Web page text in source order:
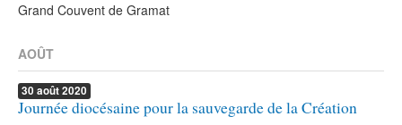
Grand Couvent de Gramat
AOÛT
30 août2020
Journée diocésaine pour la sauvegarde de la Création